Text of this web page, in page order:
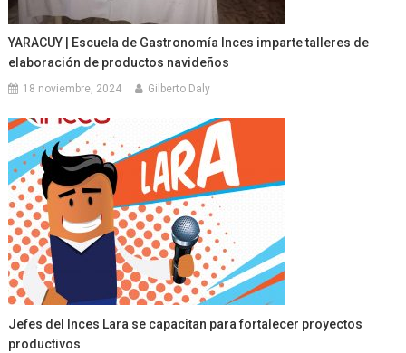
YARACUY | Escuela de Gastronomía Inces imparte talleres de
elaboración de productos navideños
18 noviembre, 2024 Gilberto Daly
Jefes del Inces Lara se capacitan para fortalecer proyectos
productivos